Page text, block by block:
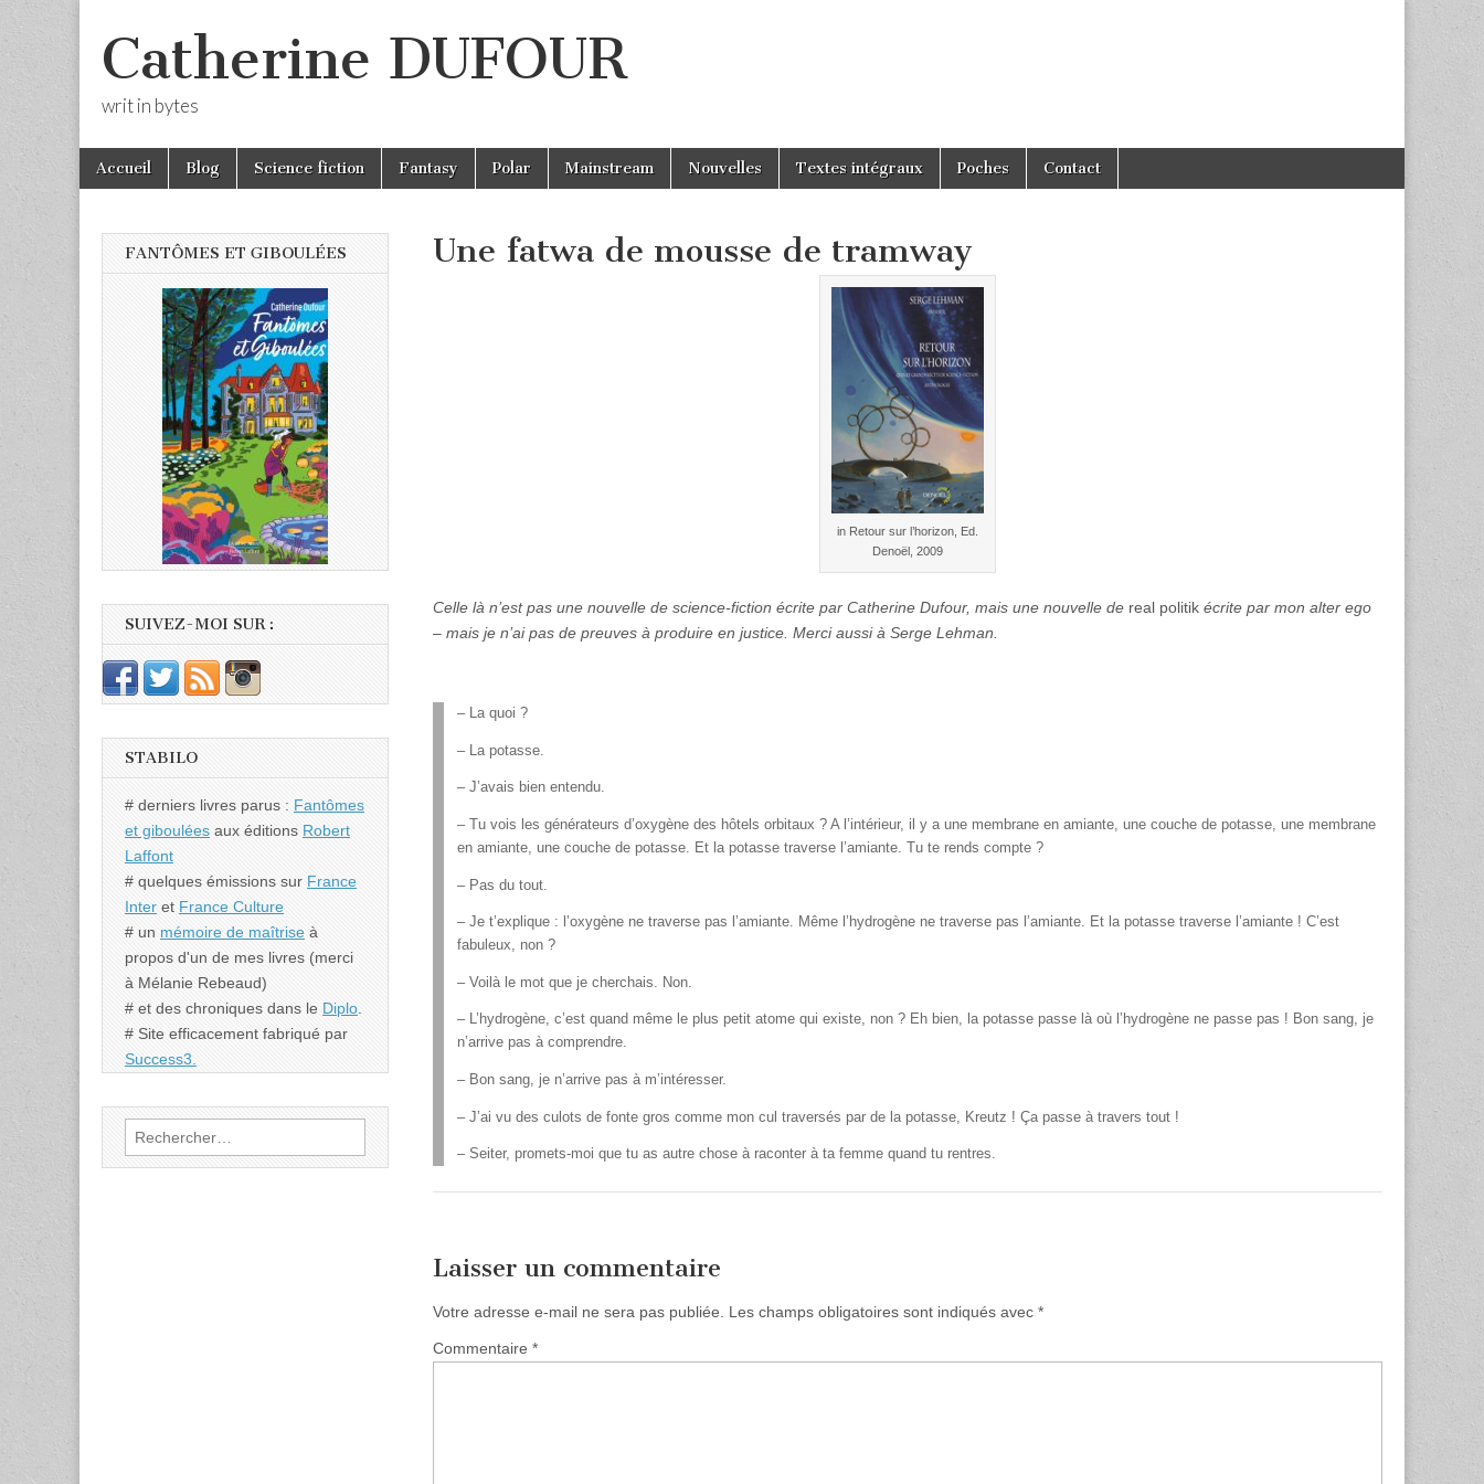
Catherine DUFOUR
writ in bytes
Main
menu
Skip
Accueil Blog Science fiction Fantasy Polar Mainstream Nouvelles Textes intégraux Poches Contact
Une fatwa de mousse de tramway
in Retour sur l’horizon, Ed.
Denoël, 2009
Celle là n’est pas une nouvelle de science-fiction écrite par Catherine Dufour, mais une nouvelle de real politik écrite par mon alter ego
– mais je n’ai pas de preuves à produire en justice. Merci aussi à Serge Lehman.
– La quoi ?
– La potasse.
– J’avais bien entendu.
– Tu vois les générateurs d’oxygène des hôtels orbitaux ? A l’intérieur, il y a une membrane en amiante, une couche de potasse, une membrane
en amiante, une couche de potasse. Et la potasse traverse l’amiante. Tu te rends compte ?
– Pas du tout.
– Je t’explique : l’oxygène ne traverse pas l’amiante. Même l’hydrogène ne traverse pas l’amiante. Et la potasse traverse l’amiante ! C’est
fabuleux, non ?
– Voilà le mot que je cherchais. Non.
– L’hydrogène, c’est quand même le plus petit atome qui existe, non ? Eh bien, la potasse passe là où l’hydrogène ne passe pas ! Bon sang, je
n’arrive pas à comprendre.
– Bon sang, je n’arrive pas à m’intéresser.
– J’ai vu des culots de fonte gros comme mon cul traversés par de la potasse, Kreutz ! Ça passe à travers tout !
– Seiter, promets-moi que tu as autre chose à raconter à ta femme quand tu rentres.
Laisser un commentaire
Votre adresse e-mail ne sera pas publiée. Les champs obligatoires sont indiqués avec *
Commentaire *
FANTÔMES ET GIBOULÉES
SUIVEZ-MOI SUR :
STABILO
# derniers livres parus : Fantômes
et giboulées aux éditions Robert
Laffont
# quelques émissions sur France
Inter et France Culture
# un mémoire de maîtrise à
propos d'un de mes livres (merci
à Mélanie Rebeaud)
# et des chroniques dans le Diplo
# Site efficacement fabriqué par
Success3.
Rechercher :